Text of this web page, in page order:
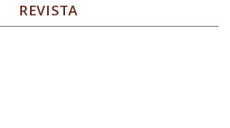
REVISTA